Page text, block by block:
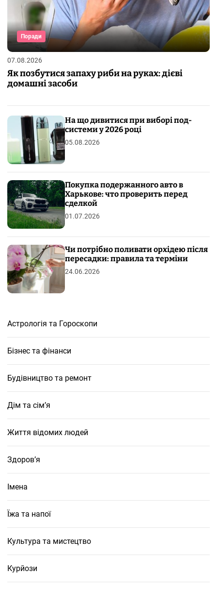
Поради
07.08.2026
Як позбутися запаху риби на руках: дієві
домашні засоби
На що дивитися при виборі под-
системи у 2026 році
05.08.2026
Покупка подержанного авто в
Харькове: что проверить перед
сделкой
01.07.2026
Чи потрібно поливати орхідею після
пересадки: правила та терміни
24.06.2026
Астрологія та Гороскопи
Бізнес та фінанси
Будівництво та ремонт
Дім та сім’я
Життя відомих людей
Здоров’я
Імена
Їжа та напої
Культура та мистецтво
Курйози